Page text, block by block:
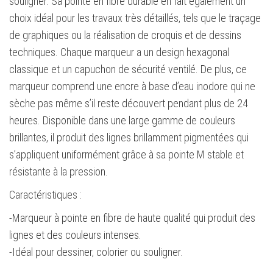
choix idéal pour les travaux très détaillés, tels que le traçage
de graphiques ou la réalisation de croquis et de dessins
techniques. Chaque marqueur a un design hexagonal
classique et un capuchon de sécurité ventilé. De plus, ce
marqueur comprend une encre à base d’eau inodore qui ne
sèche pas même s’il reste découvert pendant plus de 24
heures. Disponible dans une large gamme de couleurs
brillantes, il produit des lignes brillamment pigmentées qui
s’appliquent uniformément grâce à sa pointe M stable et
résistante à la pression.
Caractéristiques :
-Marqueur à pointe en fibre de haute qualité qui produit des
lignes et des couleurs intenses.
-Idéal pour dessiner, colorier ou souligner.